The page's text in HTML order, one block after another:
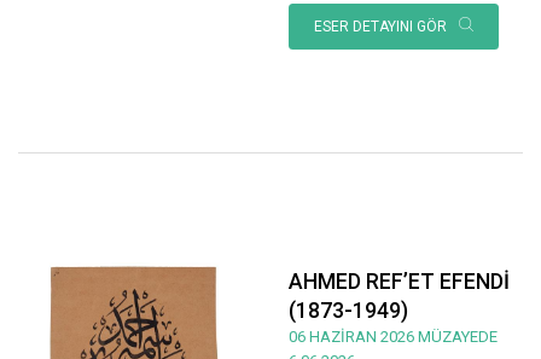
ESER DETAYINI GÖR
AHMED REF’ET EFENDİ
(1873-1949)
06 HAZİRAN 2026 MÜZAYEDE